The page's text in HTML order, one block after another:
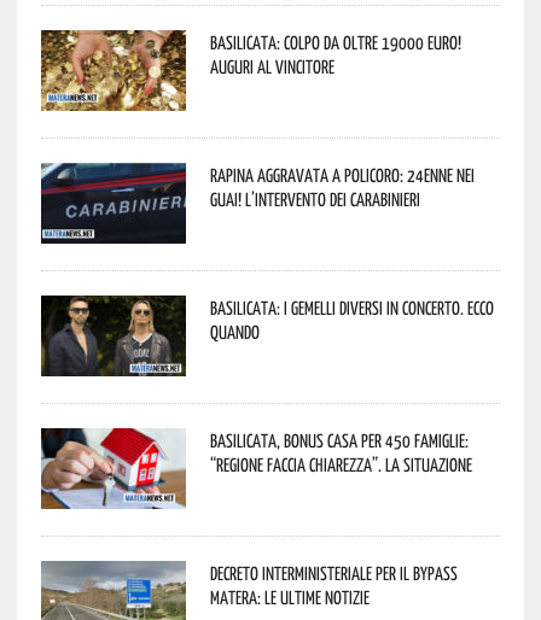
Basilicata: colpo da oltre 19000 Euro!
Auguri al vincitore
Rapina aggravata a Policoro: 24enne nei
guai! L’intervento dei Carabinieri
Basilicata: i Gemelli DiVersi in concerto. Ecco
quando
Basilicata, Bonus casa per 450 famiglie:
“Regione faccia chiarezza”. La situazione
Decreto interministeriale per il Bypass
Matera: le ultime notizie